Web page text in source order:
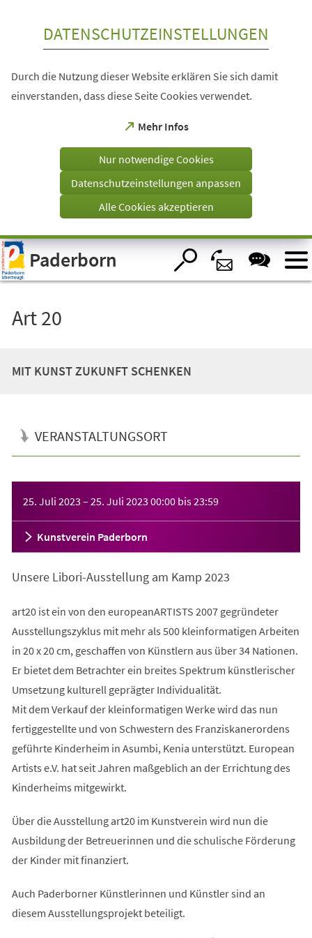
Visuelle
Assistenzsoftware
öffnen.
DATENSCHUTZEINSTELLUNGEN
Durch die Nutzung dieser Website erklären Sie sich damit
einverstanden, dass diese Seite Cookies verwendet.
Mehr Infos
(Öffnet
einem
Tab)
Nur notwendige Cookies
Datenschutzeinstellungen anpassen
Alle Cookies akzeptieren
Paderborn
Art 20
MIT KUNST ZUKUNFT SCHENKEN
VERANSTALTUNGSORT
25. Juli 2023 – 25. Juli 2023 00:00 bis23:59
Kunstverein Paderborn
Unsere Libori-Ausstellung am Kamp 2023
art20 ist ein von den europeanARTISTS 2007 gegründeter
Ausstellungszyklus mit mehr als 500 kleinformatigen Arbeiten
in 20 x 20 cm, geschaffen von Künstlern aus über 34 Nationen.
Er bietet dem Betrachter ein breites Spektrum künstlerischer
Umsetzung kulturell geprägter Individualität.
Mit dem Verkauf der kleinformatigen Werke wird das nun
fertiggestellte und von Schwestern des Franziskanerordens
geführte Kinderheim in Asumbi, Kenia unterstützt. European
Artists e.V. hat seit Jahren maßgeblich an der Errichtung des
Kinderheims mitgewirkt.
Über die Ausstellung art20 im Kunstverein wird nun die
Ausbildung der Betreuerinnen und die schulische Förderung
der Kinder mit finanziert.
Auch Paderborner Künstlerinnen und Künstler sind an
diesem Ausstellungsprojekt beteiligt.